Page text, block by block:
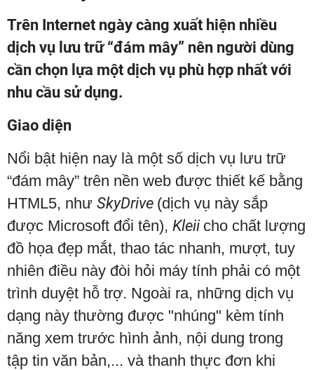
Trên Internet ngày càng xuất hiện nhiều
dịch vụ lưu trữ “đám mây” nên người dùng
cần chọn lựa một dịch vụ phù hợp nhất với
nhu cầu sử dụng.
Giao diện
Nổi bật hiện nay là một số dịch vụ lưu trữ
“đám mây” trên nền web được thiết kế bằng
HTML5, như SkyDrive (dịch vụ này sắp
được Microsoft đổi tên), Kleii cho chất lượng
đồ họa đẹp mắt, thao tác nhanh, mượt, tuy
nhiên điều này đòi hỏi máy tính phải có một
trình duyệt hỗ trợ. Ngoài ra, những dịch vụ
dạng này thường được "nhúng" kèm tính
năng xem trước hình ảnh, nội dung trong
tập tin văn bản,... và thanh thực đơn khi